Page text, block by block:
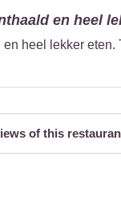
en heel
heel lekker eten.
of this